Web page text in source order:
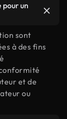
pour un
sont
à des fins
et de
ou